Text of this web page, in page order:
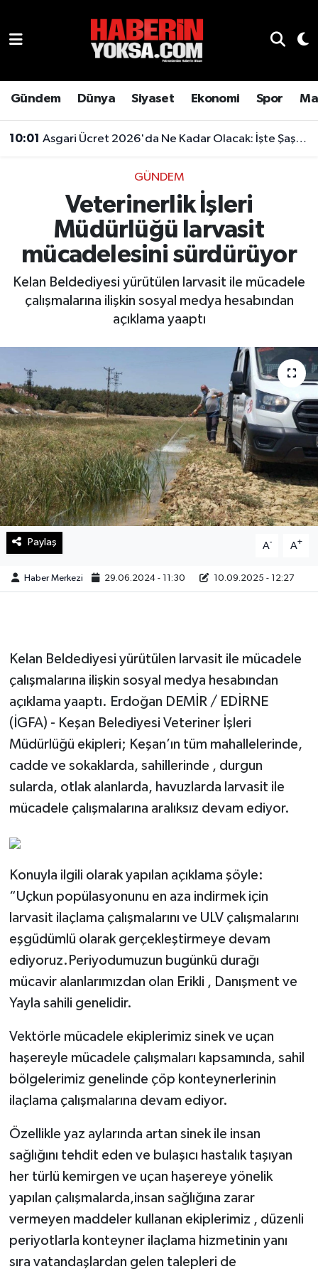
Gündem Dünya Siyaset Ekonomi Spor
10:01 Asgari Ücret 2026'da Ne Kadar Olacak: İşte Şaşırtan Rakam
GÜNDEM
Veterinerlik İşleri
Müdürlüğü larvasit
mücadelesini sürdürüyor
Kelan Beldediyesi yürütülen larvasit ile mücadele
çalışmalarına ilişkin sosyal medya hesabından
açıklama yaaptı
Paylaş A- A+
Haber Merkezi 29.06.2024 - 11:30 10.09.2025 - 12:27
Kelan Beldediyesi yürütülen larvasit ile mücadele
çalışmalarına ilişkin sosyal medya hesabından
açıklama yaaptı. Erdoğan DEMİR / EDİRNE
(İGFA) - Keşan Belediyesi Veteriner İşleri
Müdürlüğü ekipleri; Keşan’ın tüm mahallelerinde,
cadde ve sokaklarda, sahillerinde , durgun
sularda, otlak alanlarda, havuzlarda larvasit ile
mücadele çalışmalarına aralıksız devam ediyor.
Konuyla ilgili olarak yapılan açıklama şöyle:
“Uçkun popülasyonunu en aza indirmek için
larvasit ilaçlama çalışmalarını ve ULV çalışmalarını
eşgüdümlü olarak gerçekleştirmeye devam
ediyoruz.Periyodumuzun bugünkü durağı
mücavir alanlarımızdan olan Erikli , Danışment ve
Yayla sahili genelidir.
Vektörle mücadele ekiplerimiz sinek ve uçan
haşereyle mücadele çalışmaları kapsamında, sahil
bölgelerimiz genelinde çöp konteynerlerinin
ilaçlama çalışmalarına devam ediyor.
Özellikle yaz aylarında artan sinek ile insan
sağlığını tehdit eden ve bulaşıcı hastalık taşıyan
her türlü kemirgen ve uçan haşereye yönelik
yapılan çalışmalarda,insan sağlığına zarar
vermeyen maddeler kullanan ekiplerimiz , düzenli
periyotlarla konteyner ilaçlama hizmetinin yanı
sıra vatandaşlardan gelen talepleri de
Genel
Gündem
Otomobil
Yaşam
Hava Durumu
Son Dakika Haberleri
Haber Arşivi